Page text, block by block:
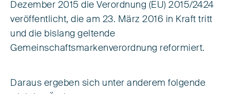
Dezember 2015 die Verordnung (EU) 2015/2424
veröffentlicht, die am 23. März 2016 in Kraft tritt
und die bislang geltende
Gemeinschaftsmarkenverordnung reformiert.
Daraus ergeben sich unter anderem folgende